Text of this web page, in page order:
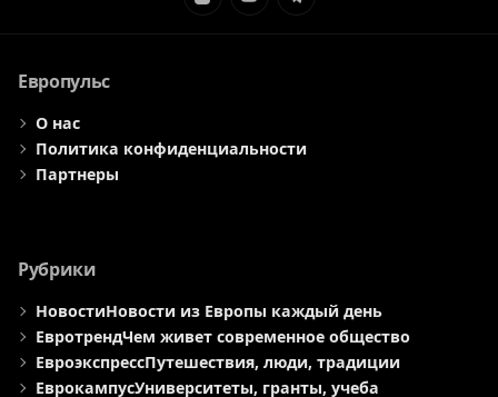
ЭлементЭлементЭлемент
Европульс
О нас
Политика конфиденциальности
Партнеры
Рубрики
НовостиНовости из Европы каждый день
ЕвротрендЧем живет современное общество
ЕвроэкспрессПутешествия, люди, традиции
ЕврокампусУниверситеты, гранты, учеба